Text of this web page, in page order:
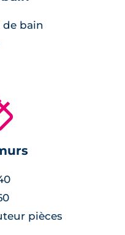
et
Les prestations de
grand
avec volets
bain aménagées.
de bain
pièces